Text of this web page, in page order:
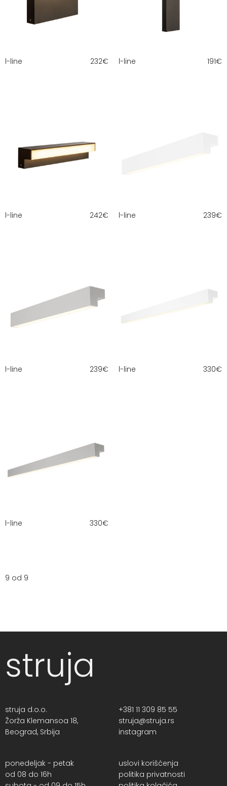
l-line 232€ l-line 191€
l-line 242€ l-line 239€
l-line 239€ l-line 330€
l-line 330€
9 od 9
struja
struja d.o.o.
Žorža Klemansoa 18,
Beograd, Srbija
+381 11 309 85 55
struja@struja.rs
instagram
ponedeljak - petak
od 08 do 16h
uslovi korišćenja
politika privatnosti